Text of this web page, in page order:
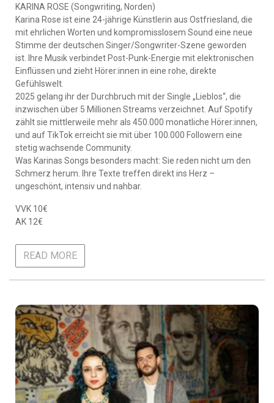
KARINA ROSE (Songwriting, Norden)
Karina Rose ist eine 24-jährige Künstlerin aus Ostfriesland, die
mit ehrlichen Worten und kompromisslosem Sound eine neue
Stimme der deutschen Singer/Songwriter-Szene geworden
ist. Ihre Musik verbindet Post-Punk-Energie mit elektronischen
Einflüssen und zieht Hörer:innen in eine rohe, direkte
Gefühlswelt.
2025 gelang ihr der Durchbruch mit der Single „Lieblos“, die
inzwischen über 5 Millionen Streams verzeichnet. Auf Spotify
zählt sie mittlerweile mehr als 450.000 monatliche Hörer:innen,
und auf TikTok erreicht sie mit über 100.000 Followern eine
stetig wachsende Community.
Was Karinas Songs besonders macht: Sie reden nicht um den
Schmerz herum. Ihre Texte treffen direkt ins Herz –
ungeschönt, intensiv und nahbar.
VVK 10€
AK 12€
READ MORE